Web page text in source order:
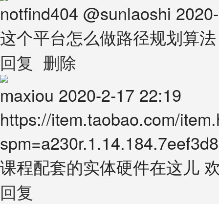
notfind404 @sunlaoshi
这个平台怎么做路径规划算
回复 删除
maxiou 2020-2-17 22:19
https://item.taobao.com/
课程配套的实体硬件在这儿
回复